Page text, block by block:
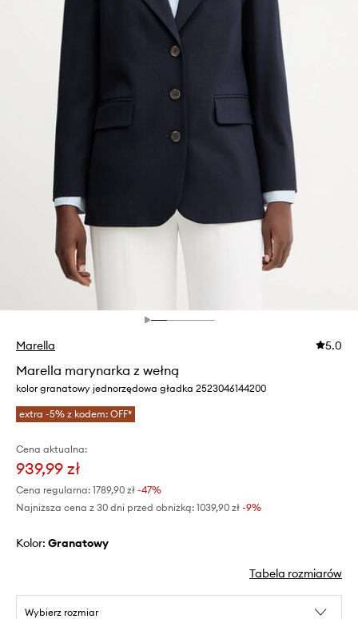
Marella 5.0
Marella marynarka z wełną
kolor granatowy jednorzędowa gładka 2523046144200
extra -5% z kodem: OFF*
Cena aktualna:
939,99 zł
Cena regularna: 1789,90 zł -47%
Najniższa cena z 30 dni przed obniżką: 1039,90 zł -9%
Kolor: granatowy
Tabela rozmiarów
Wybierz rozmiar